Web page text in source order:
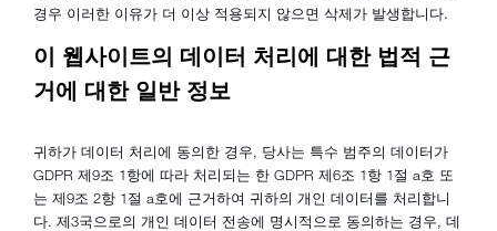
경우 이러한 이유가 더 이상 적용되지 않으면 삭제가 발생합니다.
이 웹사이트의 데이터 처리에 대한 법적 근
거에 대한 일반 정보
귀하가 데이터 처리에 동의한 경우, 당사는 특수 범주의 데이터가
GDPR 제9조 1항에 따라 처리되는 한 GDPR 제6조 1항 1절 a호 또
는 제9조 2항 1절 a호에 근거하여 귀하의 개인 데이터를 처리합니
다. 제3국으로의 개인 데이터 전송에 명시적으로 동의하는 경우, 데